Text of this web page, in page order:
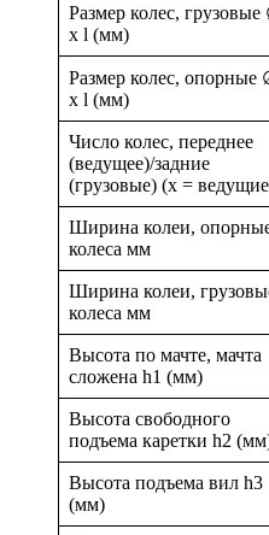
Размер колес,
x l (мм)
Размер колес, опорные
x l (мм)
Число колес, переднее
(ведущее)/задние
(грузовые) (х =
Ширина колеи,
колеса мм
Ширина колеи,
колеса мм
Высота по мачте, мачта
сложена h1 (мм)
Высота свободного
подъема каретки h2
Высота подъема вил h3
(мм)